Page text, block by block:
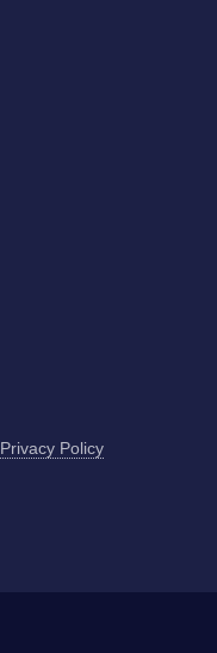
Privacy Policy